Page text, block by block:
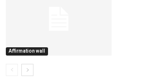
Affirmation wall